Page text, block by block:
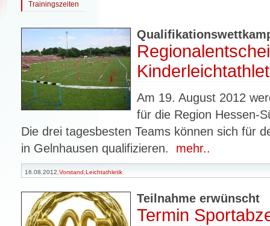
Trainingszeiten
Am 19. August 2012
für die Region Hessen-
Die drei tagesbesten Teams können sich für
in Gelnhausen qualifizieren. mehr..
16.08.2012, Vorstand Leichtathletik
Teilnahme erwünscht
Termin